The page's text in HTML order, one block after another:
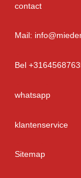
contact
Mail:
Bel
whatsapp
klantenservice
Sitemap